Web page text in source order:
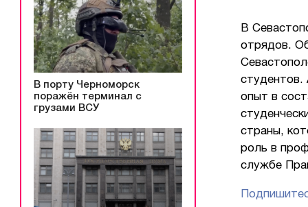
В порту Черноморск
поражён терминал с
грузами ВСУ
В
отрядов.
студентов.
опыт в
страны,
роль в
службе